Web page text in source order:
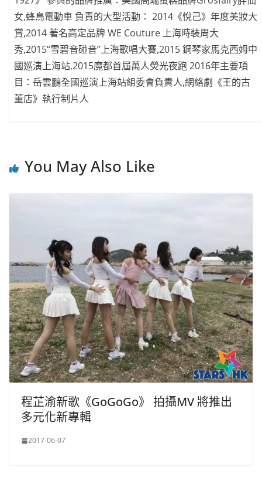
女,蜂鳥電動車 負責的大型活動： 2014《悅己》年度美妝大
賞,2014 著名高定品牌 WE Couture 上海時裝周大
秀,2015“雪碧音碰音”上海歌唱大賽,2015 鋼琴家馬克西姆中
國巡演上海站,2015魔都首屆萬人熒光夜跑 2016年主要項
目：岳雲鵬全國巡演上海站組委會負責人,網絡劇《王的古
董店》執行制片人
You May Also Like
程芷渝新歌《GoGoGo》 拍攝MV 將推出
多元化新專輯
2017-06-07